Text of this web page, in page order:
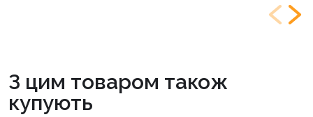
З цим товаром також
купують